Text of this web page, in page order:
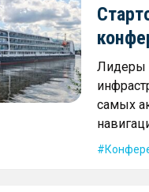
Лидеры
самых